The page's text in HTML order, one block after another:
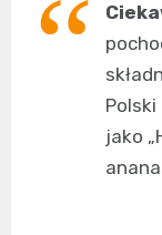
jako